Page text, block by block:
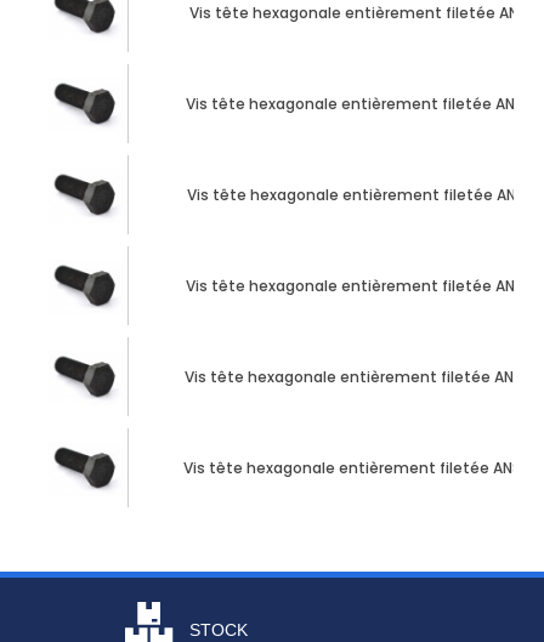
Vis tête hexagonale entièrement filetée ANSI
Vis tête hexagonale entièrement filetée ANSI
Vis tête hexagonale entièrement filetée ANSI
Vis tête hexagonale entièrement filetée ANSI
Vis tête hexagonale entièrement filetée ANSI
Vis tête hexagonale entièrement filetée ANSI
STOCK